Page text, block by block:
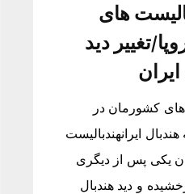
های
تغییر دید
ایران
کشورمان در
هندبال ایرانهندبالیست
یکی پس از دیگری
و دید هندبال